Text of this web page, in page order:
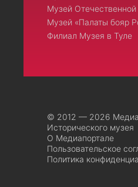
Музей Отечественной
Музей «Палаты бояр
Филиал Музея в Туле
© 2012 — 2026
Исторического музея
О Медиапортале
Пользовательское
Политика